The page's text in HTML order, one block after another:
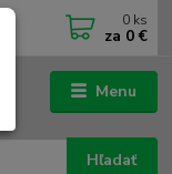
Menu
Hľadať
0 ks
za 0 €